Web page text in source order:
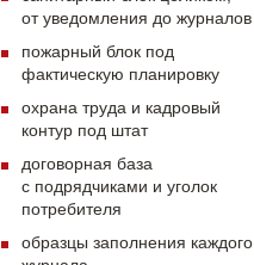
от уведомления до журналов
пожарный блок под
фактическую планировку
охрана труда и кадровый
контур под штат
договорная база
с подрядчиками и уголок
потребителя
образцы заполнения каждого